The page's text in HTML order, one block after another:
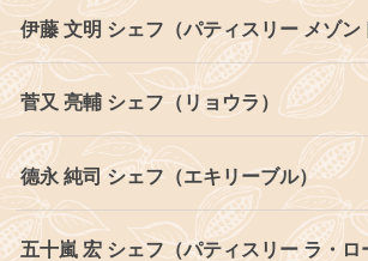
伊藤 文明 シェフ（パティスリー メゾン
菅又 亮輔 シェフ（リョウラ）
德永 純司 シェフ（エキリーブル）
五十嵐 宏 シェフ（パティスリー ラ・ロ